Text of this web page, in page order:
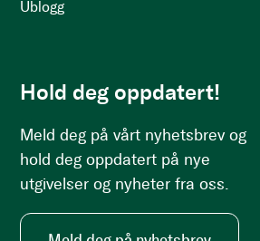
Ublogg
Hold deg oppdatert!
Meld deg på vårt nyhetsbrev og
hold deg oppdatert på nye
utgivelser og nyheter fra oss.